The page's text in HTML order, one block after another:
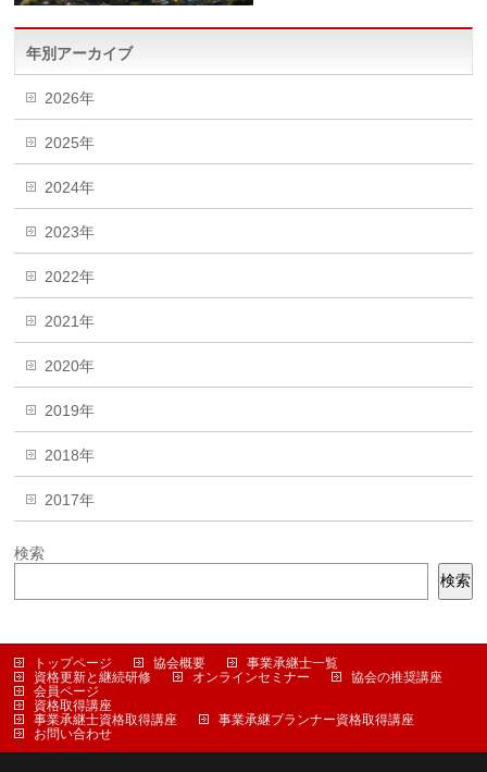
年別アーカイブ
2026年
2025年
2024年
2023年
2022年
2021年
2020年
2019年
2018年
2017年
検索
検索
トップページ 協会概要
事業承継士一覧
資格更新と継続研修
オンラインセミナー
協会の推奨講座
会員ページ
資格取得講座
事業承継士資格取得講座
事業承継プランナー資格取得講座
お問い合わせ